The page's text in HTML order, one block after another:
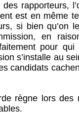
rapporteurs,
est en même
si bien qu’on
en
pour
s’installe au
candidats
règne lors des